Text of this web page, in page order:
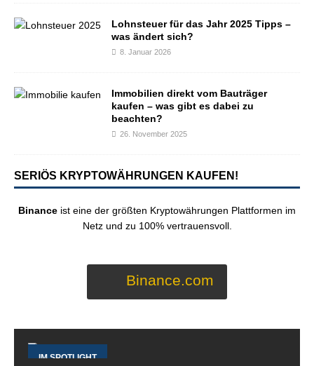
Lohnsteuer für das Jahr 2025 Tipps –
was ändert sich?
8. Januar 2026
Immobilien direkt vom Bauträger
kaufen – was gibt es dabei zu
beachten?
26. November 2025
SERIÖS KRYPTOWÄHRUNGEN KAUFEN!
Binance ist eine der größten Kryptowährungen Plattformen im
Netz und zu 100% vertrauensvoll.
Binance.com
IM SPOTLIGHT